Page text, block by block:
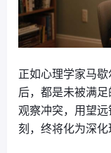
正如心理学家马
后，都是未被满
观察冲突，用望
刻，终将化为深化